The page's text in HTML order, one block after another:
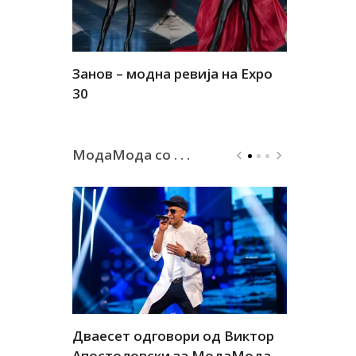
Занов – модна ревија на Expo
30
МодаМода со . . .
Дваесет одговори од Виктор